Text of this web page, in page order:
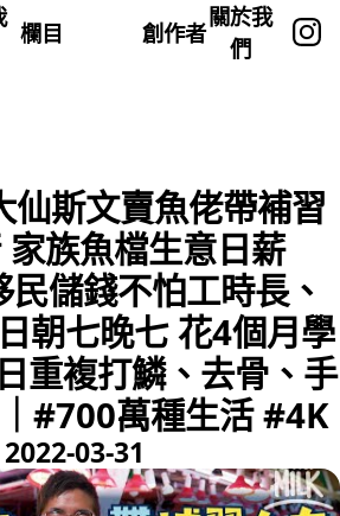
欄目 創作者
關於我
們
斯文賣魚佬帶補習
族魚檔生意日薪
儲錢不怕工時長、
朝七晚七 花4個月學
重複打鱗、去骨、手
#700萬種生活 #4K
2022-03-31